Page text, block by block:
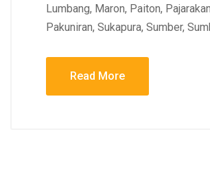
Lumbang, Maron, Paiton,
Pakuniran, Sukapura, Sumber,
Read More